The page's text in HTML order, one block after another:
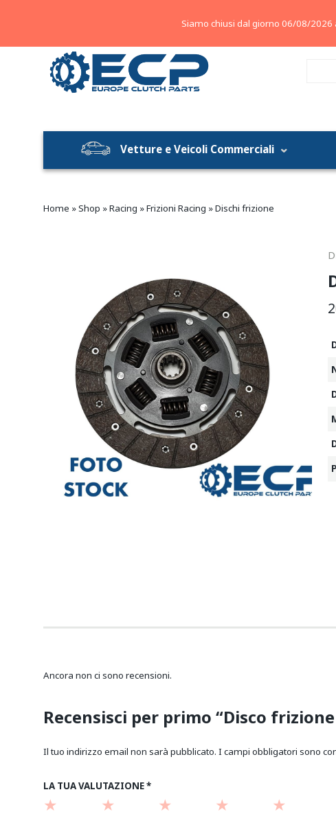
Vetture e Veicoli Commerciali
Home »Shop »Racing »Frizioni Racing »Dischi frizione
Ancora non ci sono recensioni.
Recensisci per primo “Disco frizione
Il tuo indirizzo email non sarà pubblicato. I campi obbligatori sono
LA TUA VALUTAZIONE*
Siamo chiusi dal giorno 06/08/